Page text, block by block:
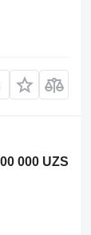
000 UZS